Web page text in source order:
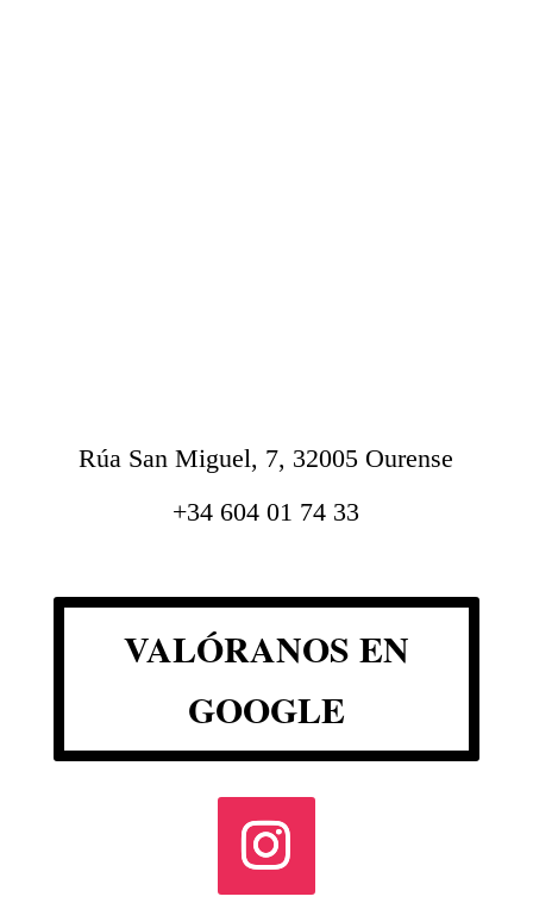
Rúa San Miguel, 7, 32005 Ourense
+34 604 01 74 33
VALÓRANOS EN
GOOGLE